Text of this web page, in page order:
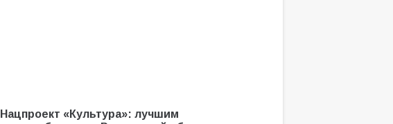
Нацпроект «Культура»: лучшим